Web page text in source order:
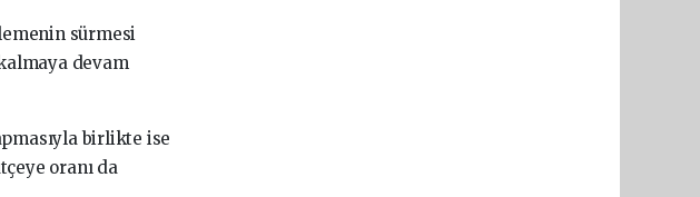
sürmesi
devam
birlikte ise
oranı da